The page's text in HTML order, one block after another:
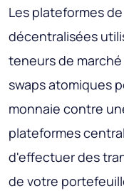
Les plateformes
décentralisées
teneurs de
swaps atomiques
monnaie contre
plateformes
d'effectuer des
de votre